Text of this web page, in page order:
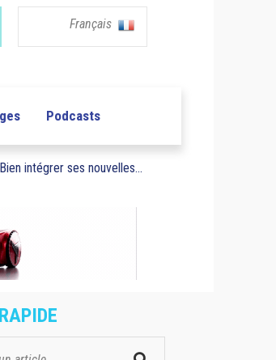
Français
Podcasts
Bien intégrer ses nouvelles...